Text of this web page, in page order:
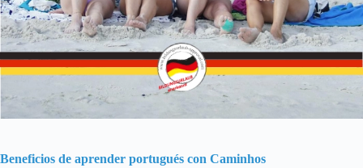
Beneficios de aprender portugués con Caminhos